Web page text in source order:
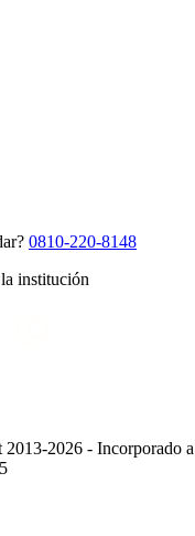
0810-220-8148
institución
2026 - Incorporado